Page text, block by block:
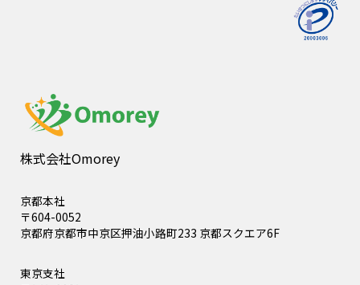
株式会社Omorey
京都本社
〒604-0052
京都府京都市中京区押油小路町233 京都スクエア6F
東京支社